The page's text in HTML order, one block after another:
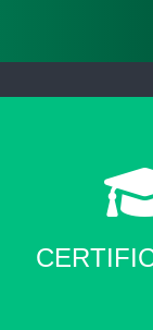
Certificazione